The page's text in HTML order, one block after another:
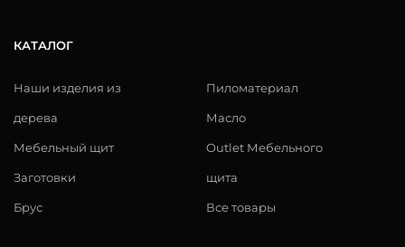
КАТАЛОГ
Наши изделия из
дерева
Мебельный щит
Заготовки
Брус
Пиломатериал
Масло
Outlet Мебельного
щита
Все товары